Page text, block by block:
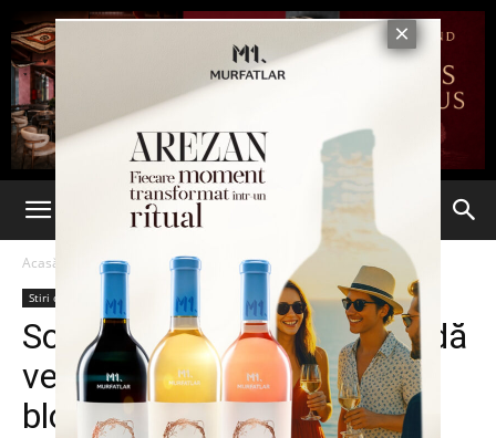
Acasă Stiri din Iasi
Stiri din Iasi Ultima oră
Soții Schrotter au primit undă
verde să construiască un
bloc lângă Casa Buicliu